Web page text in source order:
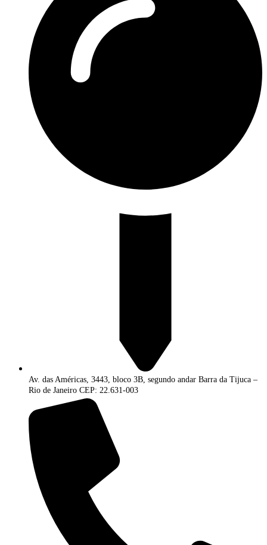
Av. das Américas, 3443, bloco 3B, segundo andar Barra da Tijuca –
Rio de Janeiro CEP: 22.631-003